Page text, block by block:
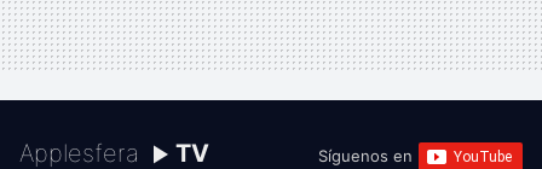
Applesfera TV Síguenos en